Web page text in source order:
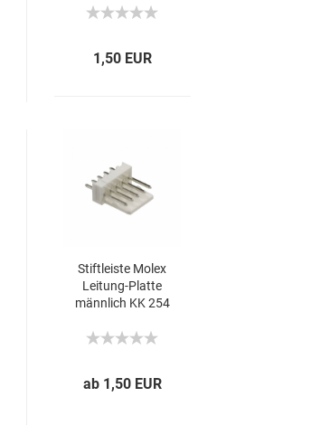
1,50 EUR
Stift­leis­te Molex
Leitung-​​Plat­te
männ­lich KK 254
THT
ab 1,50 EUR